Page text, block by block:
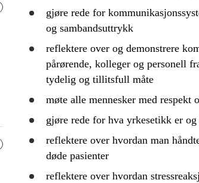
gjøre rede for
og sambandsuttrykk
reflektereover og demonstrere
pårørende, kolleger og personell
tydelig og tillitsfull måte
møte alle mennesker med respekt
gjøre rede forhva yrkesetikk er og
reflektereover hvordan man
døde pasienter
reflektereover hvordan